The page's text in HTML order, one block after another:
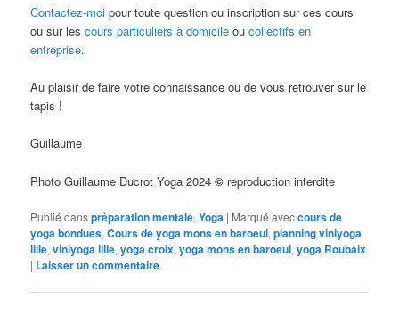
Contactez-moi pour toute question ou inscription sur ces cours
ou sur lescours particuliers à domicile oucollectifs en
entreprise.
Au plaisir de faire votre connaissance ou de vous retrouver sur le
tapis !
Guillaume
Photo Guillaume Ducrot Yoga 2024© reproduction interdite
Publié danspréparation mentale,Yoga | Marqué aveccours de
yoga bondues,Cours de yoga mons en baroeul,planning viniyoga
lille,viniyoga lille,yoga croix,yoga mons en baroeul,yoga Roubaix
| Laisser un commentaire